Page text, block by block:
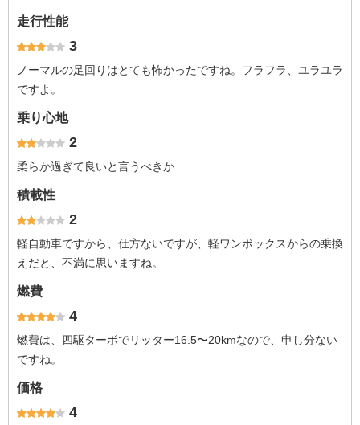
走行性能
3
ノーマルの足回りはとても怖かったですね。フラフラ、ユラユラ
ですよ。
乗り心地
2
柔らか過ぎて良いと言うべきか…
積載性
2
軽自動車ですから、仕方ないですが、軽ワンボックスからの乗換
えだと、不満に思いますね。
燃費
4
燃費は、四駆ターボでリッター16.5〜20kmなので、申し分ない
ですね。
価格
4